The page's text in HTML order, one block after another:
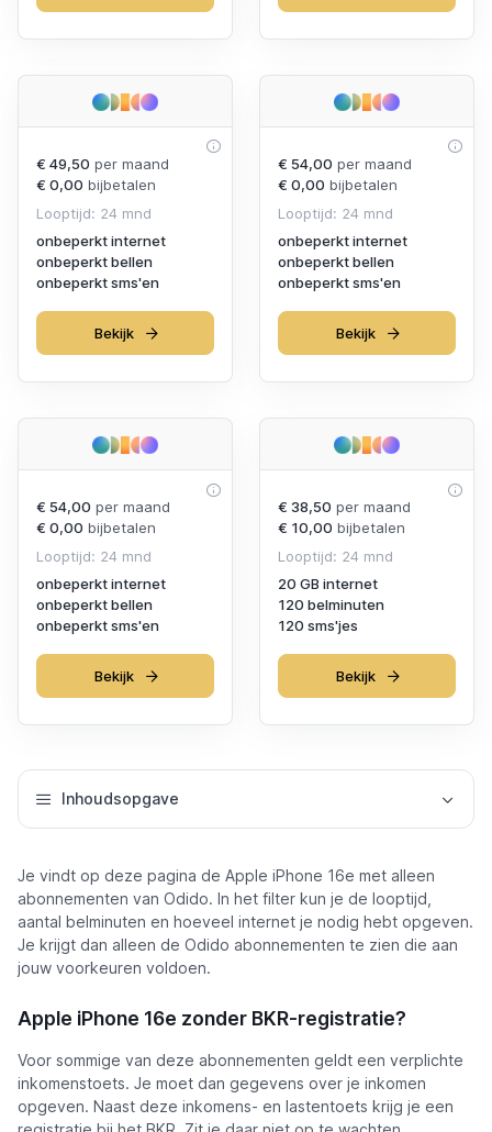
€ 49,50 per maand
€ 0,00 bijbetalen
Looptijd: 24 mnd
onbeperkt internet
onbeperkt bellen
onbeperkt sms'en
Bekijk
€ 54,00 per maand
€ 0,00 bijbetalen
Looptijd: 24 mnd
onbeperkt internet
onbeperkt bellen
onbeperkt sms'en
Bekijk
€ 54,00 per maand
€ 0,00 bijbetalen
Looptijd: 24 mnd
onbeperkt internet
onbeperkt bellen
onbeperkt sms'en
Bekijk
€ 38,50 per maand
€ 10,00 bijbetalen
Looptijd: 24 mnd
20 GB internet
120 belminuten
120 sms'jes
Bekijk
Inhoudsopgave
Je vindt op deze pagina de Apple iPhone 16e met alleen
abonnementen van Odido. In het filter kun je de looptijd,
aantal belminuten en hoeveel internet je nodig hebt opgeven.
Je krijgt dan alleen de Odido abonnementen te zien die aan
jouw voorkeuren voldoen.
Apple iPhone 16e zonder BKR-registratie?
Voor sommige van deze abonnementen geldt een verplichte
inkomenstoets. Je moet dan gegevens over je inkomen
opgeven. Naast deze inkomens- en lastentoets krijg je een